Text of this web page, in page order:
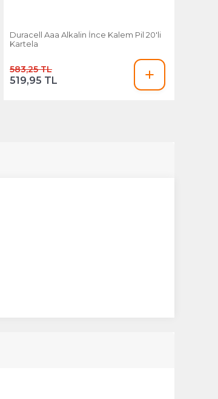
Duracell Aaa Alkalin İnce Kalem Pil 20'li
Kartela
583,25 TL
519,95 TL